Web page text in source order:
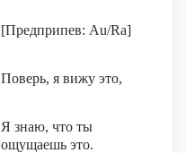
[Предприпев: Au/Ra]
Поверь, я вижу это,
Я знаю, что ты
ощущаешь это.